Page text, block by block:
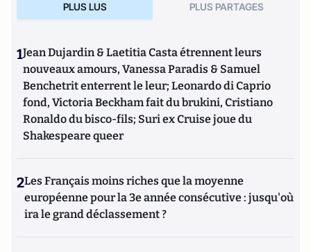
PLUS LUS PLUS PARTAGES
1Jean Dujardin & Laetitia Casta étrennent leurs
nouveaux amours, Vanessa Paradis & Samuel
Benchetrit enterrent le leur; Leonardo di Caprio
fond, Victoria Beckham fait du brukini, Cristiano
Ronaldo du bisco-fils; Suri ex Cruise joue du
Shakespeare queer
2Les Français moins riches que la moyenne
européenne pour la 3e année consécutive : jusqu'où
ira le grand déclassement ?